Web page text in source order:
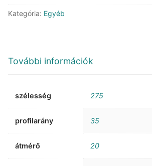
Kategória: Egyéb
További információk
szélesség 275
profilarány 35
átmérő 20